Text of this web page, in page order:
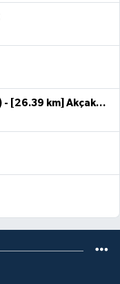
Ayn el-Arab, Halep (Suriye) - [26.39 km] Akçakale (Şanlıurfa)